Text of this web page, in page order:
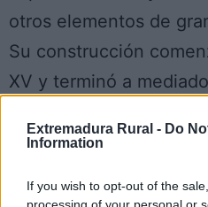
Extremadura Rural - Do
Information
If you wish to opt-out of the
otros elementos de
Su construcción
XV y terminó a
momento que
las últimas décadas
El edificio, de planta